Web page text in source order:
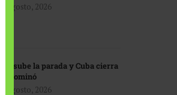
3 agosto, 2026
EU sube la parada y Cuba cierra
el dominó
3 agosto, 2026